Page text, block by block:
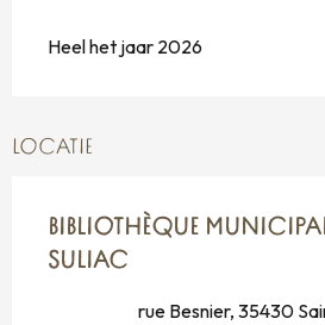
Heel het jaar 2026
LOCATIE
BIBLIOTHÈQUE
SULIAC
rue Besnier, 35430